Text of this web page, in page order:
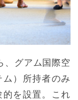
、グアム国際空
）所持者のみ
を設置。これ